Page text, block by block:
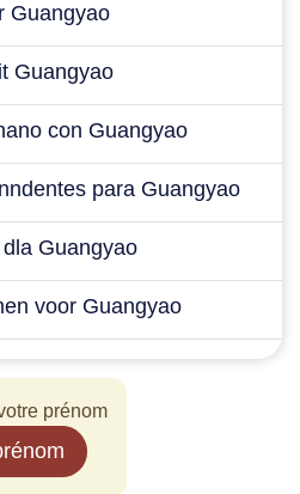
Guangyao
Guangyao
con Guangyao
para Guangyao
Guangyao
voor Guangyao
prénom